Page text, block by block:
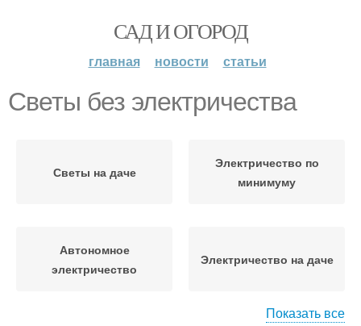
САД И ОГОРОД
главная новости статьи
Светы без электричества
Светы на даче
Электричество по
минимуму
Автономное
электричество
Электричество на даче
Показать все